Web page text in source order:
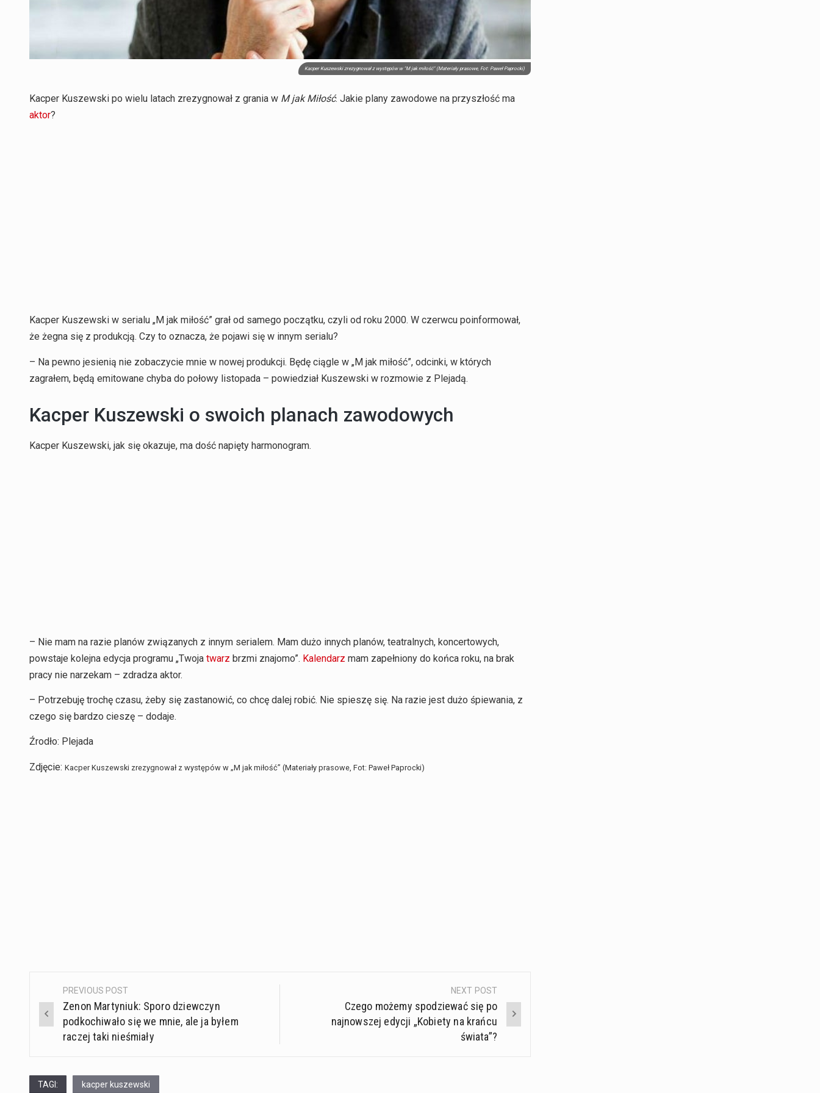
Kacper Kuszewski zrezygnował z występów w "M jak miłość" (Materiały prasowe, Fot: Paweł Paprocki)
Kacper Kuszewski po wielu latach zrezygnował z grania w M jak Miłość. Jakie plany zawodowe na przyszłość ma
aktor?
Kacper Kuszewski w serialu „M jak miłość” grał od samego początku, czyli od roku 2000. W czerwcu poinformował,
że żegna się z produkcją. Czy to oznacza, że pojawi się w innym serialu?
– Na pewno jesienią nie zobaczycie mnie w nowej produkcji. Będę ciągle w „M jak miłość”, odcinki, w których
zagrałem, będą emitowane chyba do połowy listopada – powiedział Kuszewski w rozmowie z Plejadą.
Kacper Kuszewski o swoich planach zawodowych
Kacper Kuszewski, jak się okazuje, ma dość napięty harmonogram.
– Nie mam na razie planów związanych z innym serialem. Mam dużo innych planów, teatralnych, koncertowych,
powstaje kolejna edycja programu „Twoja twarz brzmi znajomo”. Kalendarz mam zapełniony do końca roku, na brak
pracy nie narzekam – zdradza aktor.
– Potrzebuję trochę czasu, żeby się zastanowić, co chcę dalej robić. Nie spieszę się. Na razie jest dużo śpiewania, z
czego się bardzo cieszę – dodaje.
Źrodło: Plejada
Zdjęcie: Kacper Kuszewski zrezygnował z występów w „M jak miłość” (Materiały prasowe, Fot: Paweł Paprocki)
Post
navigation
PREVIOUS POST
Zenon Martyniuk: Sporo dziewczyn
podkochiwało się we mnie, ale ja byłem
raczej taki nieśmiały
NEXT POST
Czego możemy spodziewać się po
najnowszej edycji „Kobiety na krańcu
świata”?
TAGI: kacper kuszewski